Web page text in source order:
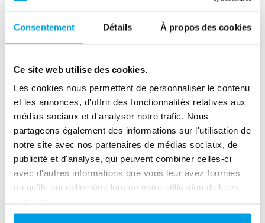
Consentement Détails À propos des cookies
Ce site web utilise des cookies.
Les cookies nous permettent de personnaliser le contenu
et les annonces, d'offrir des fonctionnalités relatives aux
médias sociaux et d'analyser notre trafic. Nous
partageons également des informations sur l'utilisation de
notre site avec nos partenaires de médias sociaux, de
publicité et d'analyse, qui peuvent combiner celles-ci
avec d'autres informations que vous leur avez fournies
ou qu'ils ont collectées lors de votre utilisation de leurs
5. Dégazage à membrane
L'unité de dégazage à membrane (MDU) fournit une
le CO2 du perméat de l’unité RO.